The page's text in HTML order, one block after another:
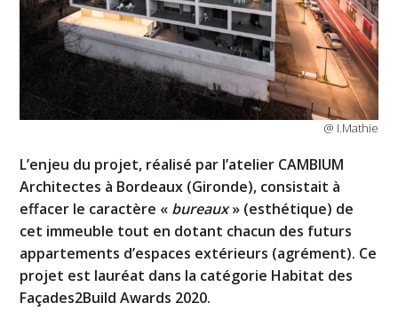
@ I.Mathie
L’enjeu du projet, réalisé par l’atelier CAMBIUM
Architectes à Bordeaux (Gironde), consistait à
effacer le caractère « bureaux» (esthétique) de
cet immeuble tout en dotant chacun des futurs
appartements d’espaces extérieurs (agrément). Ce
projet est lauréat dans la catégorie Habitat des
Façades2Build Awards 2020.